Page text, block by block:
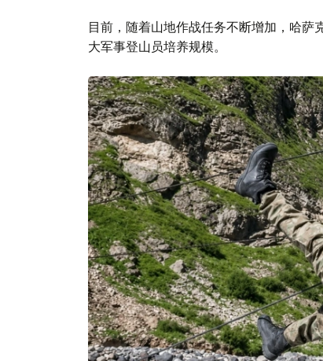
目前，随着山地作战任务不断增加，哈
大军事登山员培养规模。